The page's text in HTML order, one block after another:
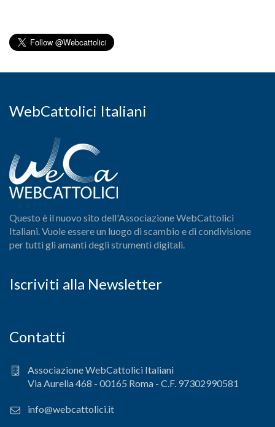
WebCattolici Italiani
Questo è il nuovo sito dell'Associazione WebCattolici
Italiani. Vuole essere un luogo di scambio e di condivisione
per tutti gli amanti degli strumenti digitali.
Iscriviti alla Newsletter
Contatti
Associazione WebCattolici Italiani
Via Aurelia 468 - 00165 Roma - C.F. 97302990581
info@webcattolici.it